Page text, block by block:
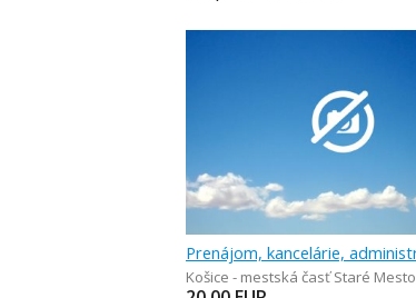
Košice - mestská časť Staré Mesto